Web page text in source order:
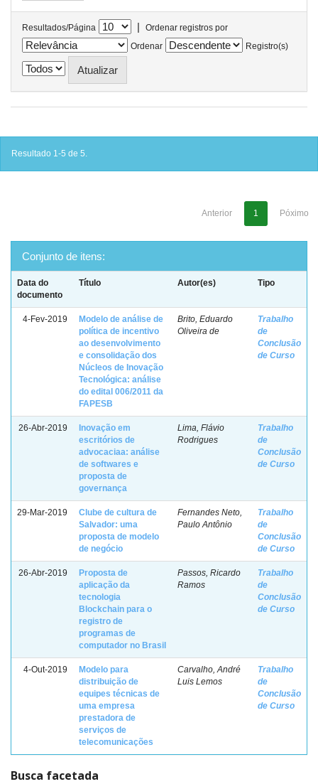
Resultados/Página |
Ordenar registros por
Ordenar
Registro(s)
Resultado 1-5 de 5.
Anterior 1 Póximo
Conjunto de itens:
Data do
documento
Título Autor(es) Tipo
4-Fev-2019
Modelo de análise de
política de incentivo
ao desenvolvimento
e consolidação dos
Núcleos de Inovação
Tecnológica: análise
do edital 006/2011 da
FAPESB
Brito, Eduardo
Oliveira de
Trabalho
de
Conclusão
de Curso
26-Abr-2019
Inovação em
escritórios de
advocaciaa: análise
de softwares e
proposta de
governança
Lima, Flávio
Rodrigues
Trabalho
de
Conclusão
de Curso
29-Mar-2019
Clube de cultura de
Salvador: uma
proposta de modelo
de negócio
Fernandes Neto,
Paulo Antônio
Trabalho
de
Conclusão
de Curso
26-Abr-2019
Proposta de
aplicação da
tecnologia
Blockchain para o
registro de
programas de
computador no Brasil
Passos, Ricardo
Ramos
Trabalho
de
Conclusão
de Curso
4-Out-2019
Modelo para
distribuição de
equipes técnicas de
uma empresa
prestadora de
serviços de
telecomunicações
Carvalho, André
Luis Lemos
Trabalho
de
Conclusão
de Curso
Busca facetada